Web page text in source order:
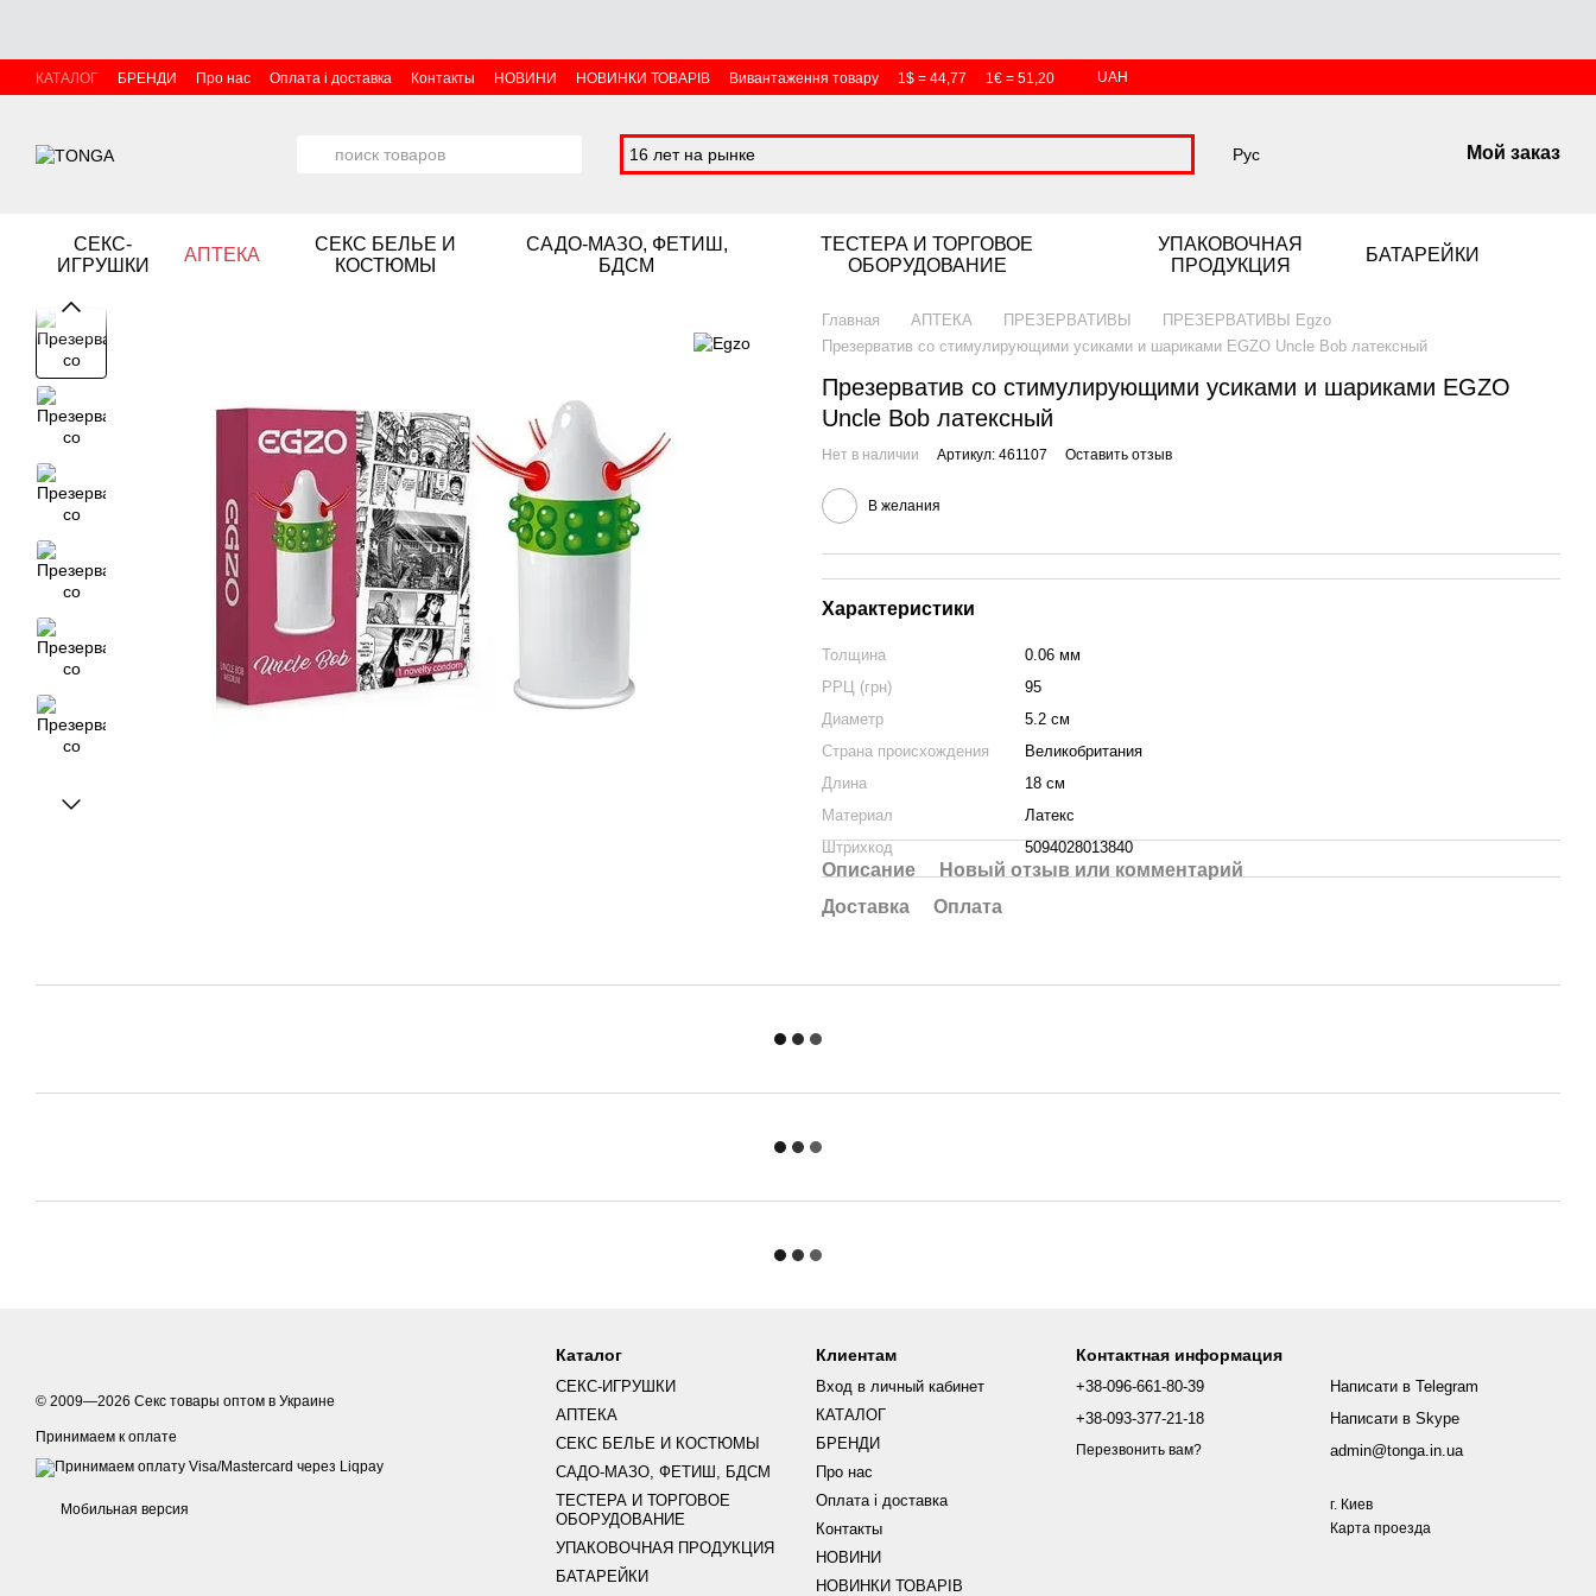
КАТАЛОГ БРЕНДИ Про нас Оплата і доставка Контакты НОВИНИ НОВИНКИ ТОВАРІВ Вивантаження товару 1$ = 44,77 1€ = 51,20 UAH
16 лет на рынке Рус Мой заказ
СЕКС-
ИГРУШКИ
АПТЕКА
СЕКС БЕЛЬЕ И
КОСТЮМЫ
САДО-МАЗО, ФЕТИШ,
БДСМ
ТЕСТЕРА И ТОРГОВОЕ
ОБОРУДОВАНИЕ
УПАКОВОЧНАЯ
ПРОДУКЦИЯ
БАТАРЕЙКИ
Главная АПТЕКА ПРЕЗЕРВАТИВЫ
ПРЕЗЕРВАТИВЫ Egzo
Презерватив со стимулирующими усиками и шариками EGZO Uncle Bob латексный
Презерватив со стимулирующими усиками и шариками EGZO
Uncle Bob латексный
Нет в наличии Артикул: 461107 Оставить отзыв
В желания
Характеристики
Толщина
0.06 мм
РРЦ (грн)
95
Диаметр
5.2 см
Страна происхождения
Великобритания
Длина
18 см
Материал
Латекс
Штрихкод
5094028013840
Описание
Новый отзыв или комментарий
Доставка
Оплата
© 2009—2026 Секс товары оптом в Украине
Принимаем к оплате
Мобильная версия
Каталог
СЕКС-ИГРУШКИ
АПТЕКА
СЕКС БЕЛЬЕ И КОСТЮМЫ
САДО-МАЗО, ФЕТИШ, БДСМ
ТЕСТЕРА И ТОРГОВОЕ
ОБОРУДОВАНИЕ
УПАКОВОЧНАЯ ПРОДУКЦИЯ
БАТАРЕЙКИ
Клиентам
Вход в личный кабинет
КАТАЛОГ
БРЕНДИ
Про нас
Оплата і доставка
Контакты
НОВИНИ
НОВИНКИ ТОВАРІВ
Контактная информация
+38-096-661-80-39
+38-093-377-21-18
Перезвонить вам?
Написати в Telegram
Написати в Skype
admin@tonga.in.ua
г. Киев
Карта проезда